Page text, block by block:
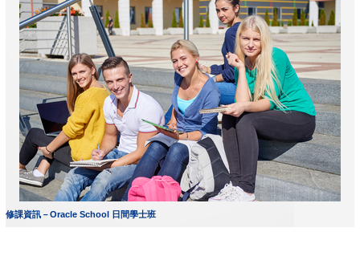
修課資訊－Oracle School 日間學士班